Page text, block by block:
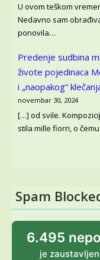
U ovom teškom
Nedavno sam
ponovila…
Predenje sudbina
živote pojedinaca
i „naopakog“
novembar 30, 2024
[…] od svile.
stila mille fiorri, o
Spam
6.495
je